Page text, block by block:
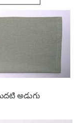
అడుగు